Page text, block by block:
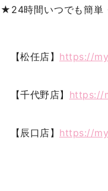
★24時間いつでも簡単
【松任店】 https://
【千代野店】 https://
【辰口店】 https://